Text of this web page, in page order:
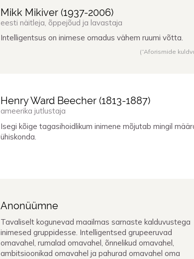
Mikk Mikiver (1937-2006)
eesti näitleja, õppejõud ja lavastaja
Intelligentsus on inimese omadus vähem ruumi võtta.
(“Aforismide
Henry Ward Beecher (1813-1887)
ameerika jutlustaja
Isegi kõige tagasihoidlikum inimene mõjutab mingil
ühiskonda.
Anonüümne
Tavaliselt kogunevad maailmas sarnaste kalduvustega
inimesed gruppidesse. Intelligentsed grupeeruvad
omavahel, rumalad omavahel, õnnelikud omavahel,
ambitsioonikad omavahel ja pahurad omavahel oma